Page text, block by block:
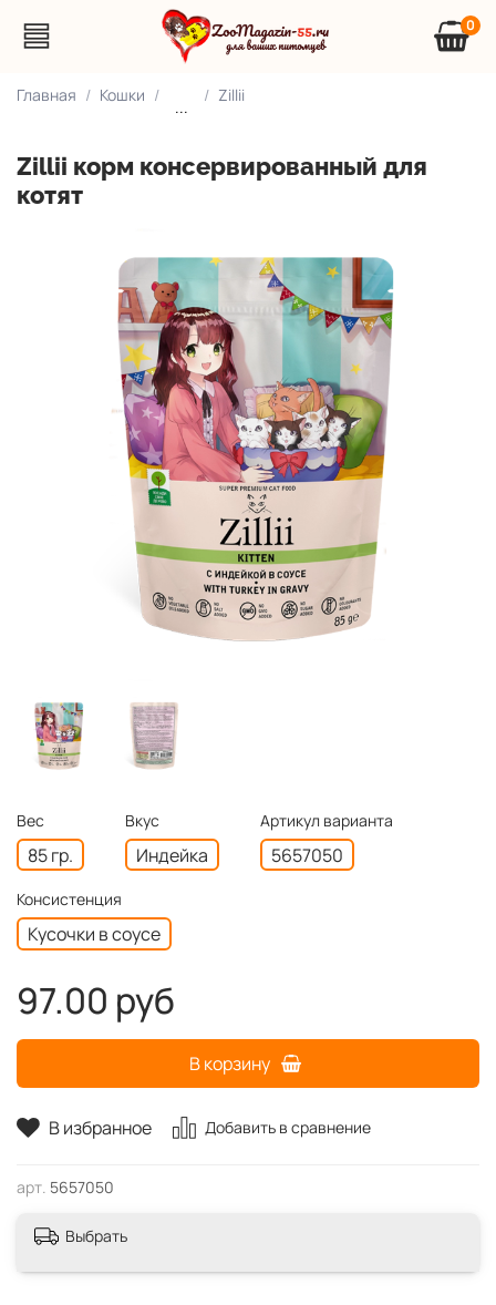
0
Главная Кошки
...
Zillii
Zillii корм консервированный для
котят
В избранное Добавить в сравнение
арт. 5657050
Вес
85 гр.
Вкус
Индейка
Артикул варианта
5657050
Консистенция
Кусочки в соусе
97.00 руб
В корзину
Выбрать